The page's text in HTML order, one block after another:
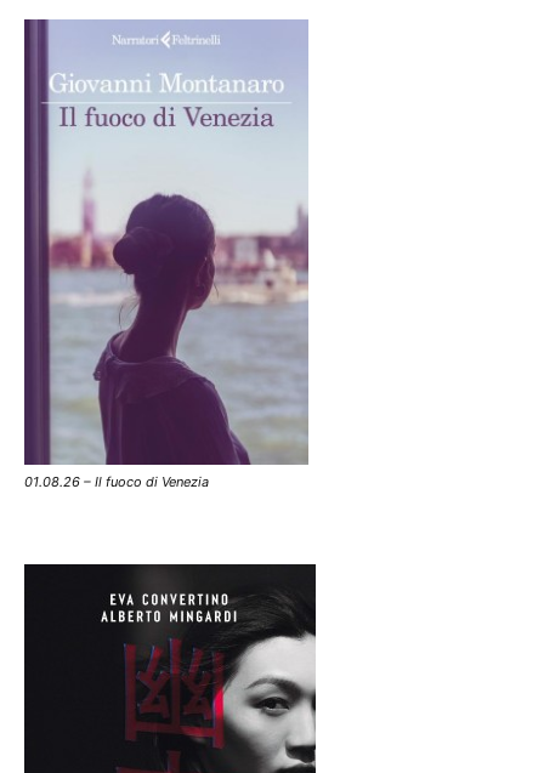
01.08.26 – Il fuoco di Venezia